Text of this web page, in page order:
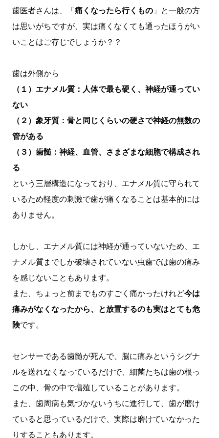
歯医者さんは、「 痛くなったら行くもの」と一般の方
は思いがちですが、実は痛くなくても通ったほうがい
いことはご存じでしょうか？？
歯は外側から
（１）エナメル質：人体で最も硬く、神経が通ってい
ない
（２）象牙質：骨と同じくらいの硬さで神経の無数の
管がある
（３）歯髄：神経、血管、さまざまな細胞で構成され
る
という三層構造になっており、エナメル質に守られて
いるため軽度の刺激で歯が痛くなることは基本的には
ありません。
しかし、エナメル質には神経が通っていないため、エ
ナメル質までしか破壊されていない虫歯では歯の痛み
を感じないこともあります。
また、ちょっと前までものすごく痛かったけれど今は
痛みがなくなったから、と放置するのも実はとても危
険です。
センサーである歯髄が死んで、脳に痛みというシグナ
ルを送れなくなっているだけで、細菌たちは歯の根っ
この中、骨の中で増殖していることがあります。
また、歯周病も気づかないうちに進行して、歯が磨け
ていると思っているだけで、実際は磨けていなかった
りすることもあります。